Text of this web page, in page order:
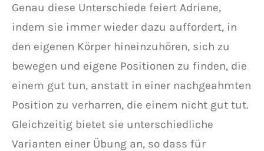
Genau diese Unterschiede feiert Adriene,
indem sie immer wieder dazu auffordert, in
den eigenen Körper hineinzuhören, sich zu
bewegen und eigene Positionen zu finden, die
einem gut tun, anstatt in einer nachgeahmten
Position zu verharren, die einem nicht gut tut.
Gleichzeitig bietet sie unterschiedliche
Varianten einer Übung an, so dass für